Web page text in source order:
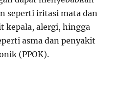
seperti iritasi mata dan
kepala, alergi, hingga
asma dan penyakit
(PPOK).